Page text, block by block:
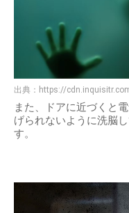
出典： https://
また、ドアに近づくと
げられないように洗脳
す。